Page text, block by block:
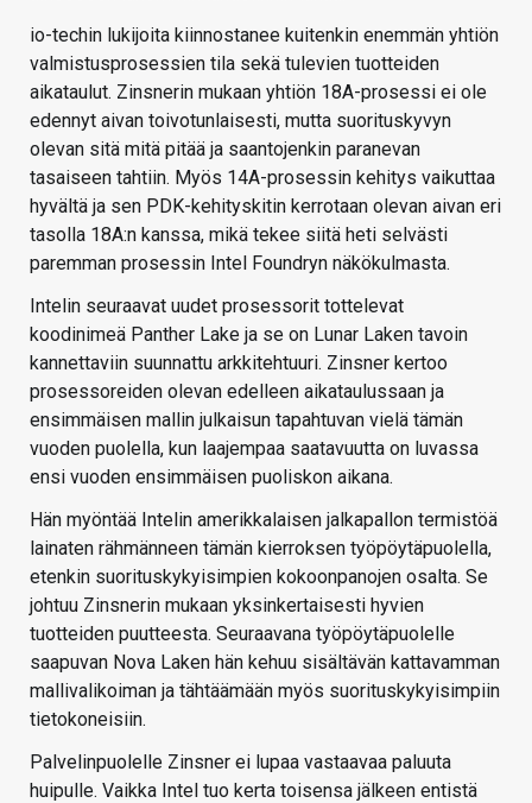
io-techin lukijoita kiinnostanee kuitenkin enemmän yhtiön
valmistusprosessien tila sekä tulevien tuotteiden
aikataulut. Zinsnerin mukaan yhtiön 18A-prosessi ei ole
edennyt aivan toivotunlaisesti, mutta suorituskyvyn
olevan sitä mitä pitää ja saantojenkin paranevan
tasaiseen tahtiin. Myös 14A-prosessin kehitys vaikuttaa
hyvältä ja sen PDK-kehityskitin kerrotaan olevan aivan eri
tasolla 18A:n kanssa, mikä tekee siitä heti selvästi
paremman prosessin Intel Foundryn näkökulmasta.
Intelin seuraavat uudet prosessorit tottelevat
koodinimeä Panther Lake ja se on Lunar Laken tavoin
kannettaviin suunnattu arkkitehtuuri. Zinsner kertoo
prosessoreiden olevan edelleen aikataulussaan ja
ensimmäisen mallin julkaisun tapahtuvan vielä tämän
vuoden puolella, kun laajempaa saatavuutta on luvassa
ensi vuoden ensimmäisen puoliskon aikana.
Hän myöntää Intelin amerikkalaisen jalkapallon termistöä
lainaten rähmänneen tämän kierroksen työpöytäpuolella,
etenkin suorituskykyisimpien kokoonpanojen osalta. Se
johtuu Zinsnerin mukaan yksinkertaisesti hyvien
tuotteiden puutteesta. Seuraavana työpöytäpuolelle
saapuvan Nova Laken hän kehuu sisältävän kattavamman
mallivalikoiman ja tähtäämään myös suorituskykyisimpiin
tietokoneisiin.
Palvelinpuolelle Zinsner ei lupaa vastaavaa paluuta
huipulle. Vaikka Intel tuo kerta toisensa jälkeen entistä